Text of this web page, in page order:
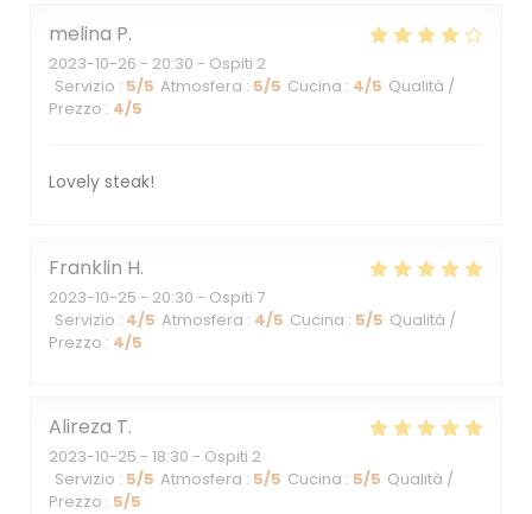
melina P
2023-10-26 - 20:30 - Ospiti 2
Servizio : 5/5 Atmosfera : 5/5 Cucina : 4/5 Qualità /
Prezzo : 4/5
Lovely steak!
Franklin H
2023-10-25 - 20:30 - Ospiti 7
Servizio : 4/5 Atmosfera : 4/5 Cucina : 5/5 Qualità /
Prezzo : 4/5
Alireza T
2023-10-25 - 18:30 - Ospiti 2
Servizio : 5/5 Atmosfera : 5/5 Cucina : 5/5 Qualità /
Prezzo : 5/5